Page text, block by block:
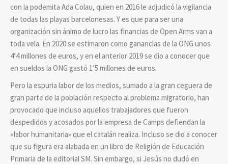
con la podemita Ada Colau, quien en 2016 le adjudicó la vigilancia
de todas las playas barcelonesas. Y es que para ser una
organización sin ánimo de lucro las financias de Open Arms van a
toda vela. En 2020 se estimaron como ganancias de la ONG unos
4’4 millones de euros, y en el anterior 2019 se dio a conocer que
en sueldos la ONG gastó 1’5 millones de euros.
Pero la espuria labor de los medios, sumado a la gran ceguera de
gran parte de la población respecto al problema migratorio, han
provocado que incluso aquellos trabajadores que fueron
despedidos y acosados por la empresa de Camps defiendan la
«labor humanitaria» que el catalán realiza. Incluso se dio a conocer
que su figura era alabada en un libro de Religión de Educación
Primaria de la editorial SM. Sin embargo, si Jesús no dudó en